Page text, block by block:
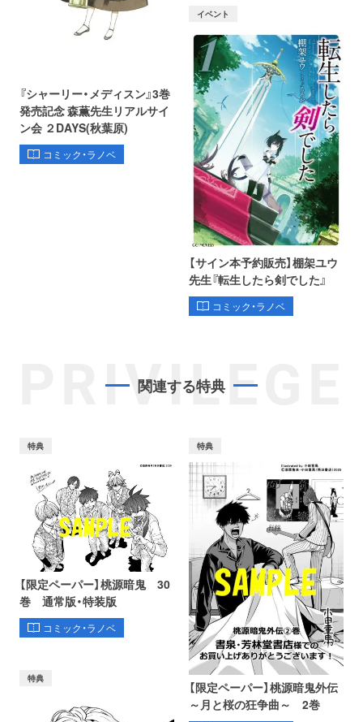
『シャーリー・メディスン』3巻
発売記念 森薫先生リアルサイ
ン会 ２DAYS(秋葉原)
コミック・ラノベ
イベント
【サイン本予約販売】棚架ユウ
先生『転生したら剣でした』
コミック・ラノベ
PRIVILEGE
関連する特典
特典
【限定ペーパー】桃源暗鬼 30
巻 通常版・特装版
コミック・ラノベ
特典
【限定ペーパー】桃源暗鬼外伝
～月と桜の狂争曲～ 2巻
特典